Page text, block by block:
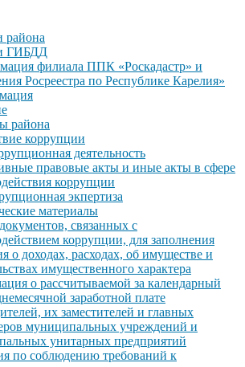
района
ГИБДД
филиала ППК «Роскадастр» и
Росреестра по Республике Карелия»
района
коррупции
деятельность
правовые акты и иные акты в сфере
коррупции
экпертиза
материалы
связанных с
коррупции, для заполнения
о доходах, расходах, об имуществе и
имущественного характера
о рассчитываемой за календарный
заработной плате
их заместителей и главных
муниципальных учреждений и
унитарных предприятий
по соблюдению требований к